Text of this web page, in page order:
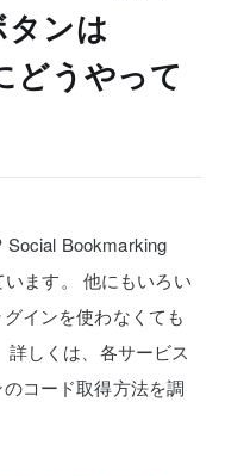
タンは
どうやって
Social Bookmarking
ます。
他にもいろい
インを使わなくても
詳しくは、各サービス
コード取得方法を調